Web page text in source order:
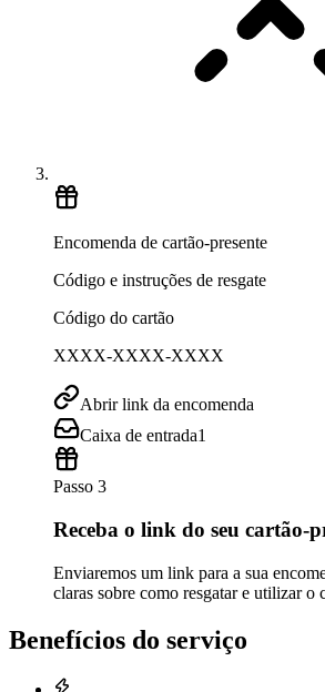
Encomenda de cartão-presente
Código e instruções de resgate
Código do cartão
XXXX-XXXX-XXXX
Abrir link da encomenda
Caixa de entrada1
Passo 3
Receba o link do seu cartão-
Enviaremos um link para a sua
claras sobre como resgatar e utilizar o
Benefícios do serviço